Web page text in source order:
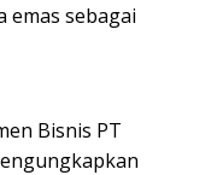
emas sebagai
Bisnis PT